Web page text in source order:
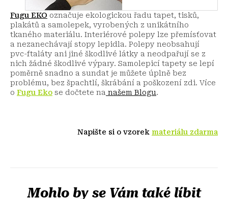
Fugu EKO označuje ekologickou řadu tapet, tisků,
plakátů a samolepek, vyrobených z unikátního
tkaného materiálu. Interiérové polepy lze přemísťovat
a nezanechávají stopy lepidla. Polepy neobsahují
pvc-ftaláty ani jiné škodlivé látky a neodpařují se z
nich žádné škodlivé výpary. Samolepicí tapety se lepí
poměrně snadno a sundat je můžete úplně bez
problému, bez špachtlí, škrábání a poškození zdi. Více
o Fugu Eko se dočtete na našem Blogu.
Napište si o vzorek materiálu zdarma